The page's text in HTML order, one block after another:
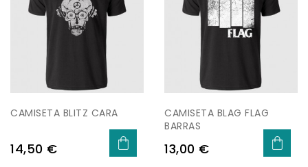
CAMISETA BLITZ CARA
Preu
14,50 €
CAMISETA BLAG FLAG
BARRAS
Preu
13,00 €